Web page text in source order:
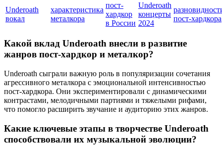
Underoath
вокал
характеристика
металкора
пост-
хардкор
в России
Underoath
концерты
2024
пост-хардкора
Какой вклад Underoath внесли в развитие
жанров пост-хардкор и металкор?
Underoath сыграли важную роль в популяризации сочетания
агрессивного металкора с эмоциональной интенсивностью
пост-хардкора. Они экспериментировали с динамическими
контрастами, мелодичными партиями и тяжелыми рифами,
что помогло расширить звучание и аудиторию этих жанров.
Какие ключевые этапы в творчестве Underoath
способствовали их музыкальной эволюции?